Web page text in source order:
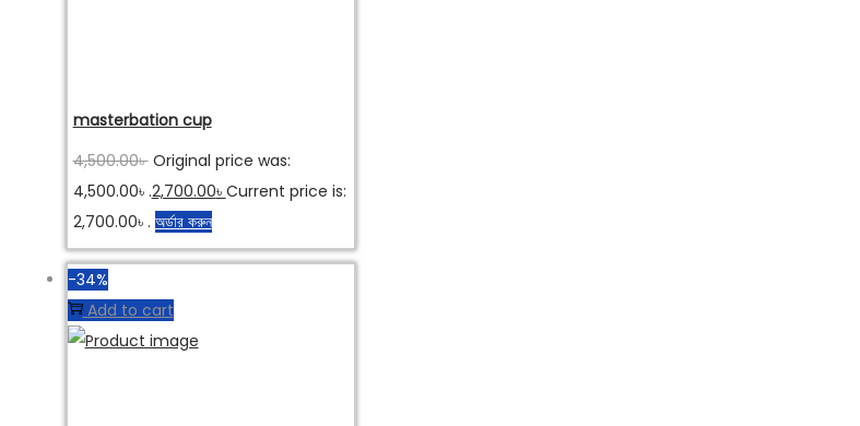
masterbation cup
4,500.00৳ Original price was:
4,500.00৳ .2,700.00৳ Current price is:
2,700.00৳ . অর্ডার করুন
-34%
Add to cart